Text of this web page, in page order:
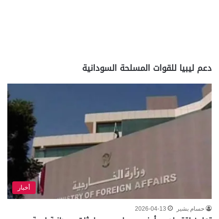
دعم ليبيا للقوات المسلحة السودانية
أخبار
حسام بشير 2026-04-13